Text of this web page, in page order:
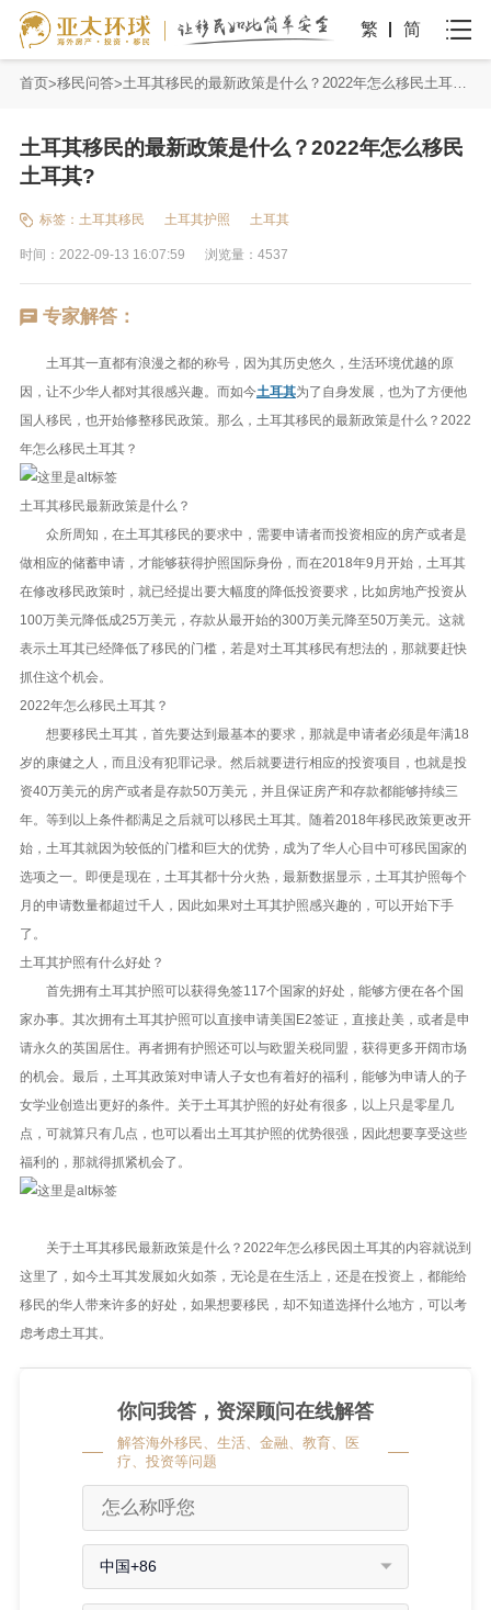
繁 简
首页 移民问答 土耳其移民的最新政策是什么？2022年怎么移民土耳其?
土耳其移民的最新政策是什么？2022年怎么移民
土耳其?
标签： 土耳其移民 土耳其护照 土耳其
时间：2022-09-13 16:07:59 浏览量：4537
专家解答：
土耳其一直都有浪漫之都的称号，因为其历史悠久，生活环境优越的原
因，让不少华人都对其很感兴趣。而如今土耳其为了自身发展，也为了方便他
国人移民，也开始修整移民政策。那么，土耳其移民的最新政策是什么？2022
年怎么移民土耳其？
土耳其移民最新政策是什么？
众所周知，在土耳其移民的要求中，需要申请者而投资相应的房产或者是
做相应的储蓄申请，才能够获得护照国际身份，而在2018年9月开始，土耳其
在修改移民政策时，就已经提出要大幅度的降低投资要求，比如房地产投资从
100万美元降低成25万美元，存款从最开始的300万美元降至50万美元。这就
表示土耳其已经降低了移民的门槛，若是对土耳其移民有想法的，那就要赶快
抓住这个机会。
2022年怎么移民土耳其？
想要移民土耳其，首先要达到最基本的要求，那就是申请者必须是年满18
岁的康健之人，而且没有犯罪记录。然后就要进行相应的投资项目，也就是投
资40万美元的房产或者是存款50万美元，并且保证房产和存款都能够持续三
年。等到以上条件都满足之后就可以移民土耳其。随着2018年移民政策更改开
始，土耳其就因为较低的门槛和巨大的优势，成为了华人心目中可移民国家的
选项之一。即便是现在，土耳其都十分火热，最新数据显示，土耳其护照每个
月的申请数量都超过千人，因此如果对土耳其护照感兴趣的，可以开始下手
了。
土耳其护照有什么好处？
首先拥有土耳其护照可以获得免签117个国家的好处，能够方便在各个国
家办事。其次拥有土耳其护照可以直接申请美国E2签证，直接赴美，或者是申
请永久的英国居住。再者拥有护照还可以与欧盟关税同盟，获得更多开阔市场
的机会。最后，土耳其政策对申请人子女也有着好的福利，能够为申请人的子
女学业创造出更好的条件。关于土耳其护照的好处有很多，以上只是零星几
点，可就算只有几点，也可以看出土耳其护照的优势很强，因此想要享受这些
福利的，那就得抓紧机会了。
关于土耳其移民最新政策是什么？2022年怎么移民因土耳其的内容就说到
这里了，如今土耳其发展如火如荼，无论是在生活上，还是在投资上，都能给
移民的华人带来许多的好处，如果想要移民，却不知道选择什么地方，可以考
虑考虑土耳其。
你问我答，资深顾问在线解答
解答海外移民、生活、金融、教育、医
疗、投资等问题
中国+86